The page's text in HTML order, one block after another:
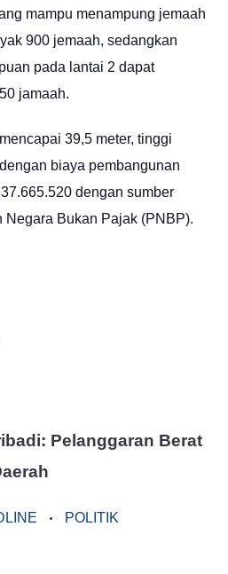
mampu menampung jemaah
900 jemaah, sedangkan
pada lantai 2 dapat
jamaah.
39,5 meter, tinggi
biaya pembangunan
dengan sumber
Negara Bukan Pajak (PNBP).
Pelanggaran Berat
POLITIK